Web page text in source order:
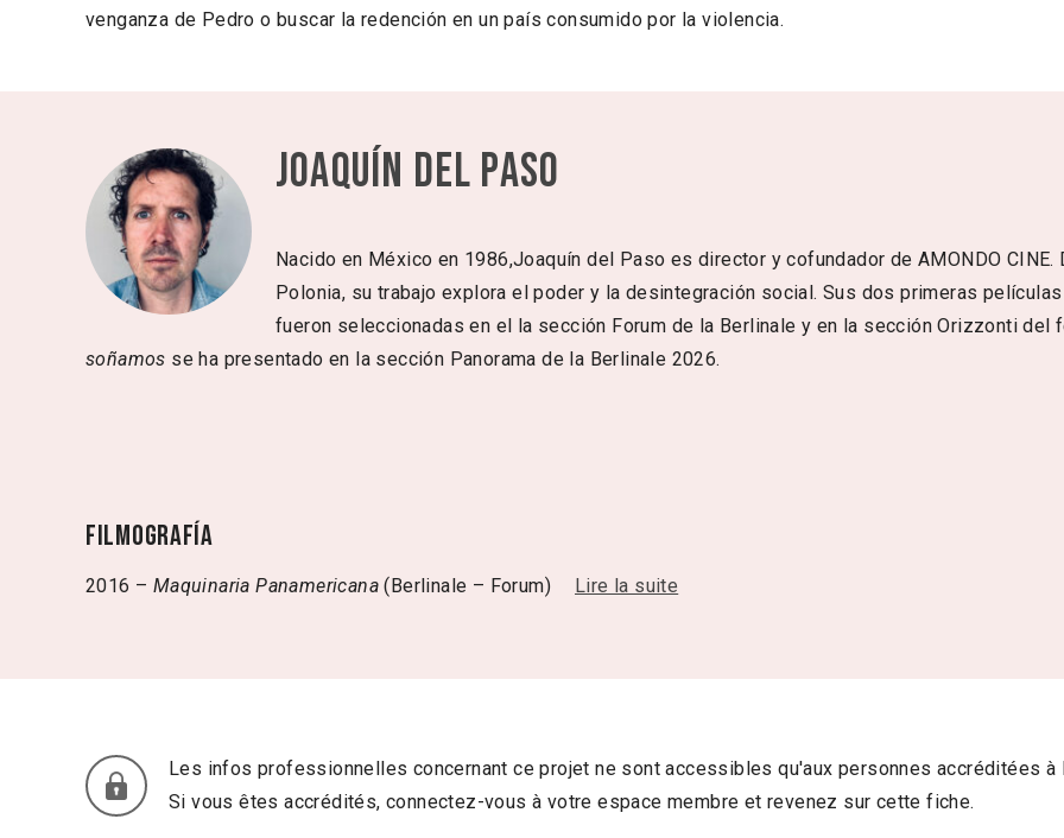
venganza de Pedro o buscar la redención en un país consumido por la violencia.
Joaquín del Paso
Nacido en México en 1986,Joaquín del Paso es director y cofundador de AMONDO
Polonia, su trabajo explora el poder y la desintegración social. Sus dos primeras películas
fueron seleccionadas en el la sección Forum de la Berlinale y en la sección Orizzonti
soñamos se ha presentado en la sección Panorama de la Berlinale 2026.
Filmografía
2016 – Maquinaria Panamericana (Berlinale – Forum) Lire la suite
Les infos professionnelles concernant ce projet ne sont accessibles qu'aux personnes accréditées
Si vous êtes accrédités, connectez-vous à votre espace membre et revenez sur cette fiche.